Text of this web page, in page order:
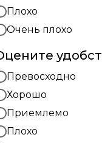
Плохо
Очень плохо
Превосходно
Хорошо
Приемлемо
Плохо